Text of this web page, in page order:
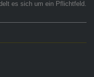
es sich um ein Pflichtfeld.